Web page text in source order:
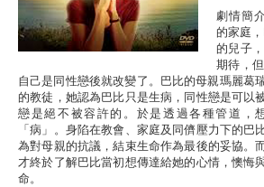
劇情簡
的家庭
的兒子
期待，
自己是同性戀後就改變了。巴比的母親瑪麗葛
的教徒，她認為巴比只是生病，同性戀是可以
戀是絕不被容許的。於是透過各種管道，
「病」。身陷在教會、家庭及同儕壓力下的巴
為對母親的抗議，結束生命作為最後的妥協。
才終於了解巴比當初想傳達給她的心情，懊悔
命。